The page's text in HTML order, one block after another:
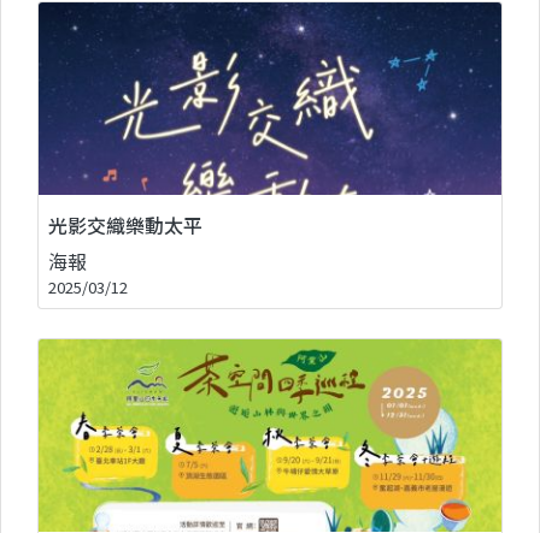
光影交織樂動太平
海報
2025/03/12